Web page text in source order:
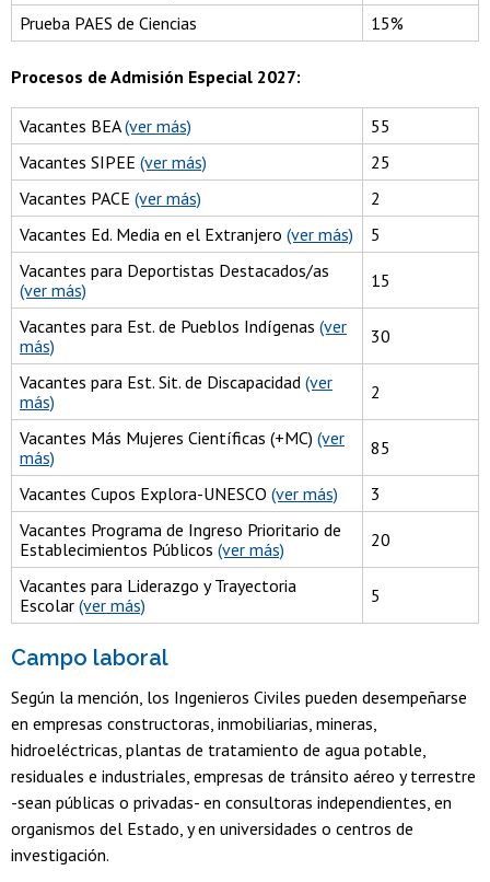
Prueba PAES de Ciencias
15%
Procesos de Admisión Especial 2027:
Vacantes BEA(ver más)
55
Vacantes SIPEE (ver más)
25
Vacantes PACE (ver más)
2
Vacantes Ed. Media en el Extranjero (ver más)
5
Vacantes para Deportistas Destacados/as
(ver más)
15
Vacantes para Est. de Pueblos Indígenas (ver
más)
30
Vacantes para Est. Sit. de Discapacidad (ver
más)
2
Vacantes Más Mujeres Científicas (+MC) (ver
más)
85
Vacantes Cupos Explora-UNESCO (ver más)
3
Vacantes Programa de Ingreso Prioritario de
Establecimientos Públicos (ver más) 20
Vacantes para Liderazgo y Trayectoria
Escolar (ver más) 5
Campo laboral
Según la mención, los Ingenieros Civiles pueden desempeñarse
en empresas constructoras, inmobiliarias, mineras,
hidroeléctricas, plantas de tratamiento de agua potable,
residuales e industriales, empresas de tránsito aéreo y terrestre
-sean públicas o privadas- en consultoras independientes, en
organismos del Estado, y en universidades o centros de
investigación.